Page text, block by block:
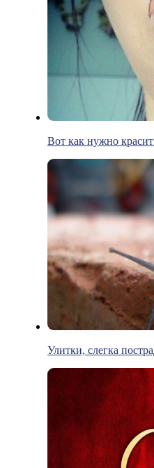
Вот как нужно
Улитки, слегка